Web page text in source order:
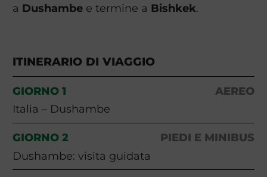
a Dushambee termine a Bishkek.
ITINERARIO DI VIAGGIO
GIORNO 1
AEREO
Italia – Dushambe
GIORNO 2
PIEDI E MINIBUS
Dushambe: visita guidata